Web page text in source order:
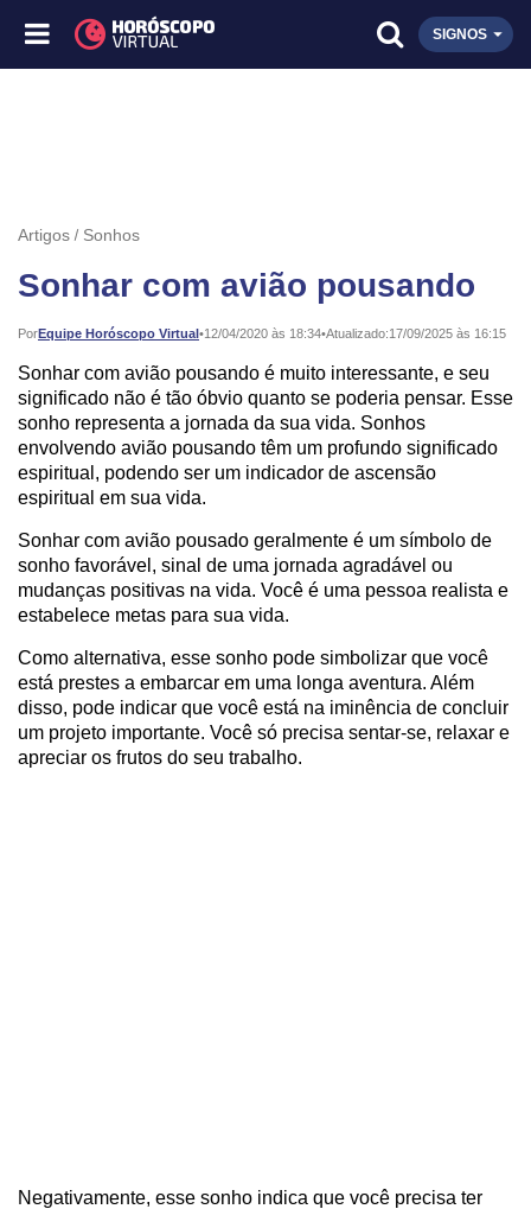
SIGNOS
Artigos Sonhos
Sonhar com avião pousando
PorEquipe Horóscopo Virtual•
Publicado: 12/04/2020 às 18:34•Atualizado:17/09/2025 às 16:15
Sonhar com avião pousando é muito interessante, e seu
significado não é tão óbvio quanto se poderia pensar. Esse
sonho representa a jornada da sua vida. Sonhos
envolvendo avião pousando têm um profundo significado
espiritual, podendo ser um indicador de ascensão
espiritual em sua vida.
Sonhar com avião pousado geralmente é um símbolo de
sonho favorável, sinal de uma jornada agradável ou
mudanças positivas na vida. Você é uma pessoa realista e
estabelece metas para sua vida.
Como alternativa, esse sonho pode simbolizar que você
está prestes a embarcar em uma longa aventura. Além
disso, pode indicar que você está na iminência de concluir
um projeto importante. Você só precisa sentar-se, relaxar e
apreciar os frutos do seu trabalho.
Negativamente, esse sonho indica que você precisa ter